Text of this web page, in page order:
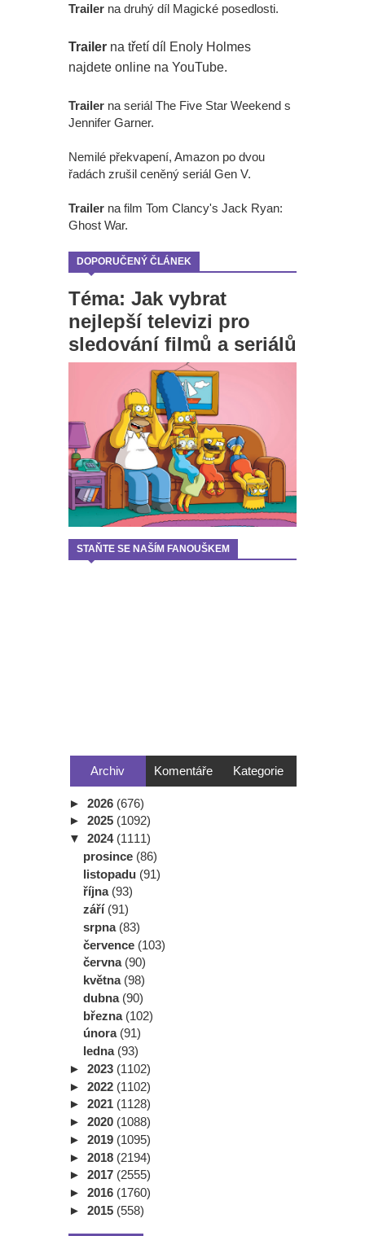
Trailer na druhý díl Magické posedlosti.
Trailer na třetí díl Enoly Holmes
najdete online na YouTube.
Trailer na seriál The Five Star Weekend s
Jennifer Garner.
Nemilé překvapení, Amazon po dvou
řadách zrušil ceněný seriál Gen V.
Trailer na film Tom Clancy's Jack Ryan:
Ghost War.
DOPORUČENÝ ČLÁNEK
Téma: Jak vybrat
nejlepší televizi pro
sledování filmů a seriálů
STAŇTE SE NAŠÍM FANOUŠKEM
Archiv Komentáře Kategorie
► 2026 (676)
► 2025 (1092)
▼ 2024 (1111)
prosince (86)
listopadu (91)
října (93)
září (91)
srpna (83)
července (103)
června (90)
května (98)
dubna (90)
března (102)
února (91)
ledna (93)
► 2023 (1102)
► 2022 (1102)
► 2021 (1128)
► 2020 (1088)
► 2019 (1095)
► 2018 (2194)
► 2017 (2555)
► 2016 (1760)
► 2015 (558)